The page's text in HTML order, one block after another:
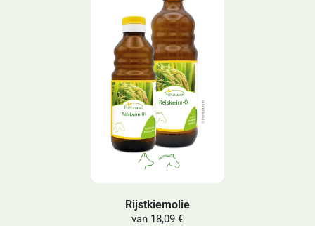
Rijstkiemolie
van18,09 €